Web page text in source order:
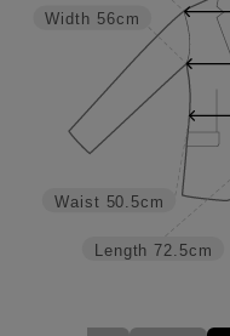
Length 72.5cm
Waist 50.5cm
Width 56cm